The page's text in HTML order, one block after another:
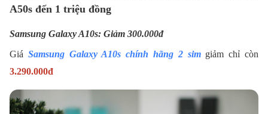
A50s đến 1 triệu đồng
Samsung Galaxy A10s: Giảm 300.000đ
Giá Samsung Galaxy A10s chính hãng 2 simgiảm chỉ còn
3.290.000đ